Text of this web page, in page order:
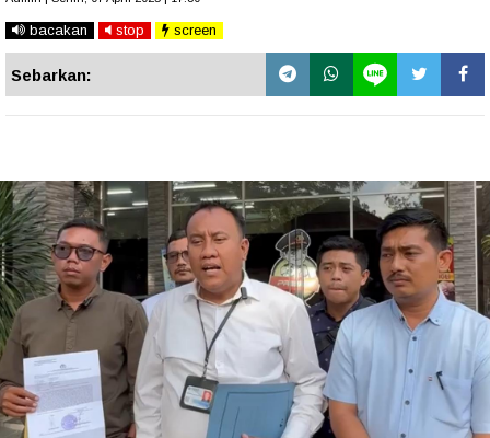
bacakan stop screen
Sebarkan: